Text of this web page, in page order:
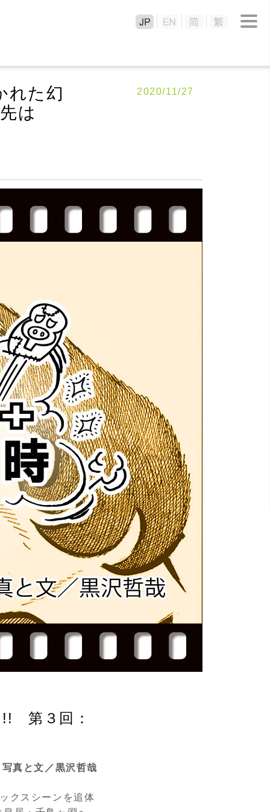
れた幻
は
2020/11/27
!! 第３回：
写真と文／黒沢哲哉
クスシーンを追体